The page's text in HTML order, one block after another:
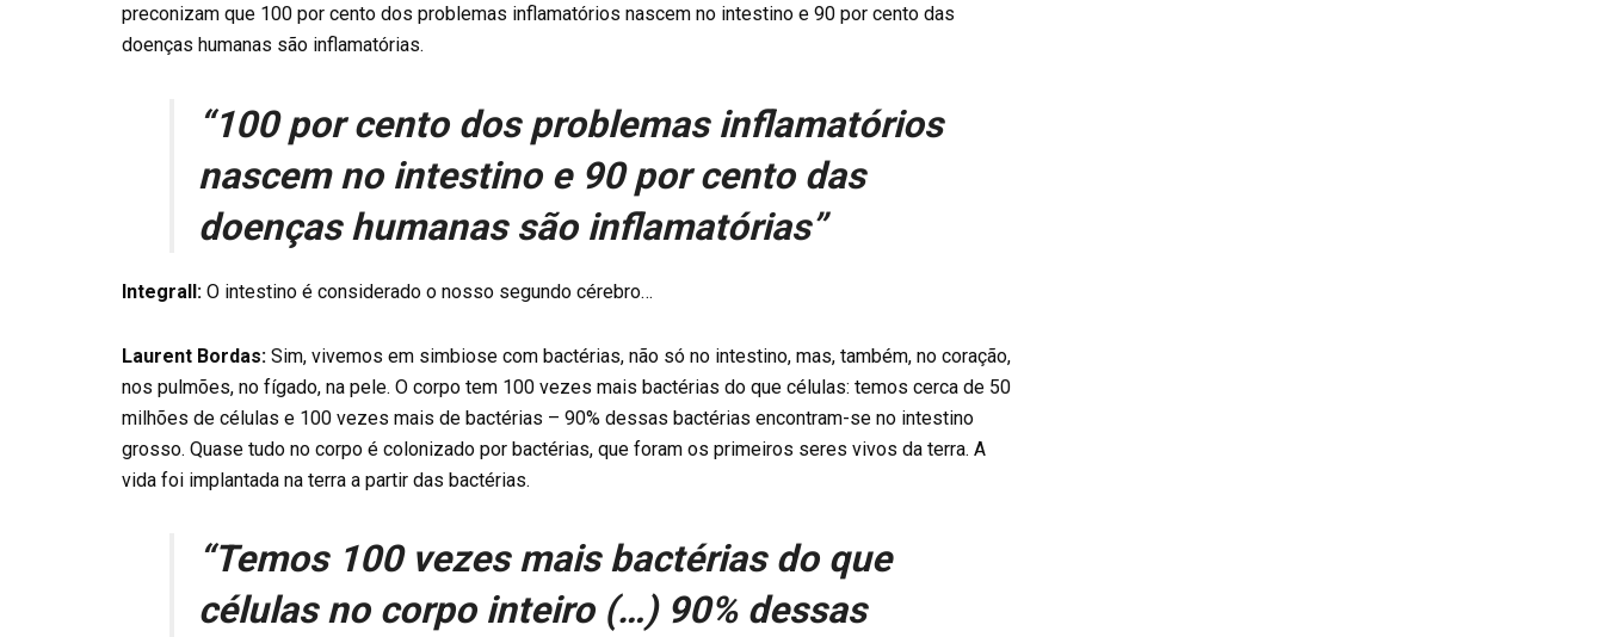
preconizam que 100 por cento dos problemas inflamatórios nascem no intestino e 90 por cento das
doenças humanas são inflamatórias.
“100 por cento dos problemas inflamatórios
nascem no intestino e 90 por cento das
doenças humanas são inflamatórias”
Integrall: O intestino é considerado o nosso segundo cérebro…
Laurent Bordas: Sim, vivemos em simbiose com bactérias, não só no intestino, mas, também, no coração,
nos pulmões, no fígado, na pele. O corpo tem 100 vezes mais bactérias do que células: temos cerca de 50
milhões de células e 100 vezes mais de bactérias – 90% dessas bactérias encontram-se no intestino
grosso. Quase tudo no corpo é colonizado por bactérias, que foram os primeiros seres vivos da terra. A
vida foi implantada na terra a partir das bactérias.
“Temos 100 vezes mais bactérias do que
células no corpo inteiro (…) 90% dessas